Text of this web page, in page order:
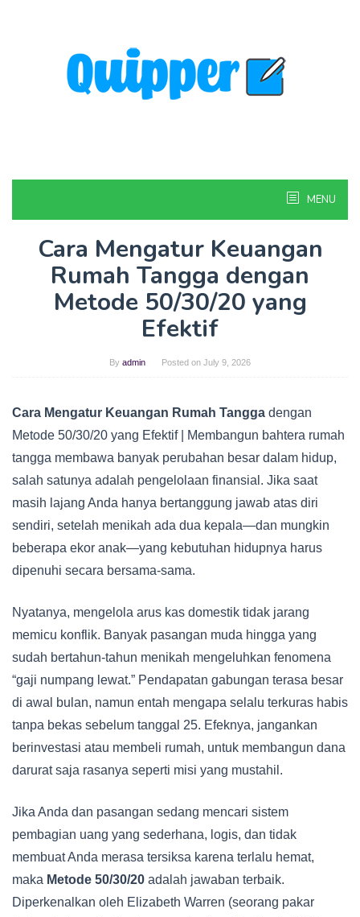
MENU
Cara Mengatur Keuangan
Rumah Tangga dengan
Metode 50/30/20 yang
Efektif
By admin Posted on July 9, 2026
Cara Mengatur Keuangan Rumah Tangga dengan
Metode 50/30/20 yang Efektif | Membangun bahtera rumah
tangga membawa banyak perubahan besar dalam hidup,
salah satunya adalah pengelolaan finansial. Jika saat
masih lajang Anda hanya bertanggung jawab atas diri
sendiri, setelah menikah ada dua kepala—dan mungkin
beberapa ekor anak—yang kebutuhan hidupnya harus
dipenuhi secara bersama-sama.
Nyatanya, mengelola arus kas domestik tidak jarang
memicu konflik. Banyak pasangan muda hingga yang
sudah bertahun-tahun menikah mengeluhkan fenomena
“gaji numpang lewat.” Pendapatan gabungan terasa besar
di awal bulan, namun entah mengapa selalu terkuras habis
tanpa bekas sebelum tanggal 25. Efeknya, jangankan
berinvestasi atau membeli rumah, untuk membangun dana
darurat saja rasanya seperti misi yang mustahil.
Jika Anda dan pasangan sedang mencari sistem
pembagian uang yang sederhana, logis, dan tidak
membuat Anda merasa tersiksa karena terlalu hemat,
maka Metode 50/30/20 adalah jawaban terbaik.
Diperkenalkan oleh Elizabeth Warren (seorang pakar